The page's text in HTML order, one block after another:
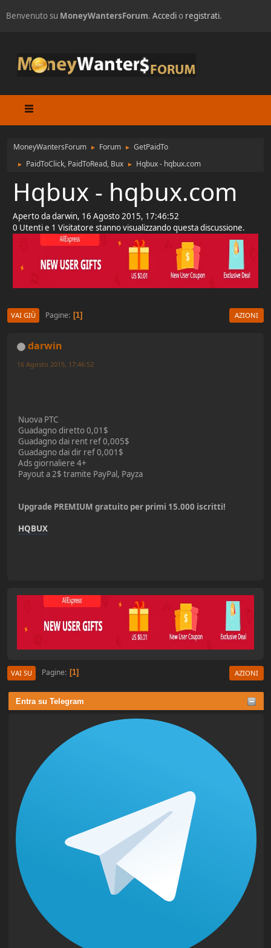
Benvenuto su MoneyWantersForum. Accedio registrati.
MoneyWantersForum ► Forum ► GetPaidTo
► PaidToClick, PaidToRead, Bux ► Hqbux - hqbux.com
Entra su Telegram
Hqbux - hqbux.com
Aperto da darwin, 16 Agosto 2015, 17:46:52
0 Utenti e 1 Visitatore stanno visualizzando questa discussione.
VAI GIÙ Pagine 1 AZIONI
darwin
16 Agosto 2015, 17:46:52
Nuova PTC
Guadagno diretto 0,01$
Guadagno dai rent ref 0,005$
Guadagno dai dir ref 0,001$
Ads giornaliere 4+
Payout a 2$ tramite PayPal, Payza
Upgrade PREMIUM gratuito per primi 15.000 iscritti!
HQBUX
VAI SU Pagine 1 AZIONI